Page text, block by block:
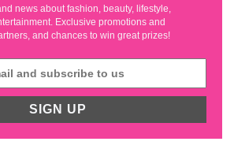
news about fashion, beauty, lifestyle,
Exclusive promotions and
and chances to win great prizes!
SIGN UP